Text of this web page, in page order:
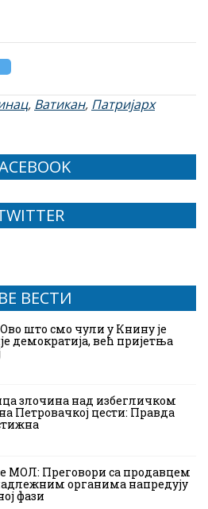
, Ватикан, Патријарх
ВЕСТИ
што смо чули у Книну је
демократија, већ пријетња
злочина над избегличком
Петровачкој цести: Правда
МОЛ: Преговори са продавцем
органима напредују
фази